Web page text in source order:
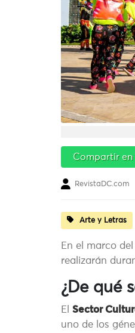
Compartir en
RevistaDC.com
Arte y Letras
En el marco del
realizarán
¿De qué
El Sector
uno de los